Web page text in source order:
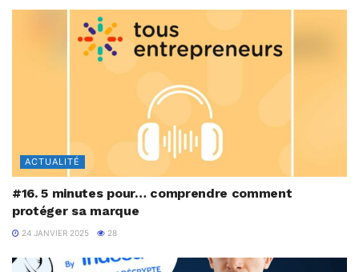
ACTUALITÉ
#16. 5 minutes pour… comprendre comment
protéger sa marque
24 JANVIER 2025 28